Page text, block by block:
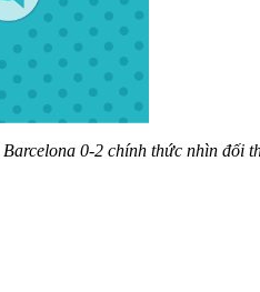
0-2 chính thức nhìn